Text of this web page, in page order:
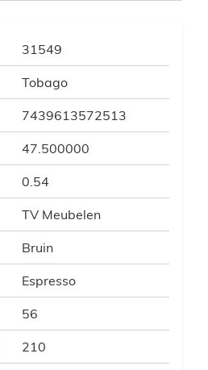
31549
Tobago
7439613572513
47.500000
0.54
TV Meubelen
Bruin
Espresso
56
210